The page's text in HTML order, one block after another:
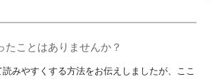
ことはありませんか？
みやすくする方法をお伝えしましたが、ここ